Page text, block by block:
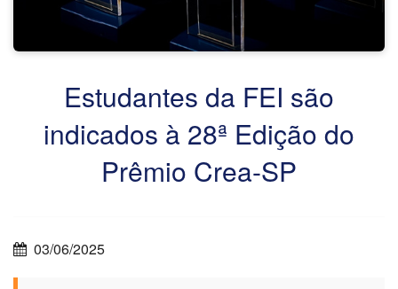
Estudantes da FEI são
indicados à 28ª Edição do
Prêmio Crea-SP
03/06/2025